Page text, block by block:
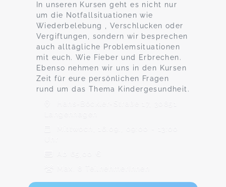
In unseren Kursen geht es nicht nur
um die Notfallsituationen wie
Wiederbelebung , Verschlucken oder
Vergiftungen, sondern wir besprechen
auch alltägliche Problemsituationen
mit euch. Wie Fieber und Erbrechen.
Ebenso nehmen wir uns in den Kursen
Zeit für eure persönlichen Fragen
rund um das Thema Kindergesundheit.
Hans-Böckler-Straße 17, 30851
Mittwoch, 16.09., 09:00 - 13:00
Ab 65,00 €
Max. 8 TeilnehmerInnen